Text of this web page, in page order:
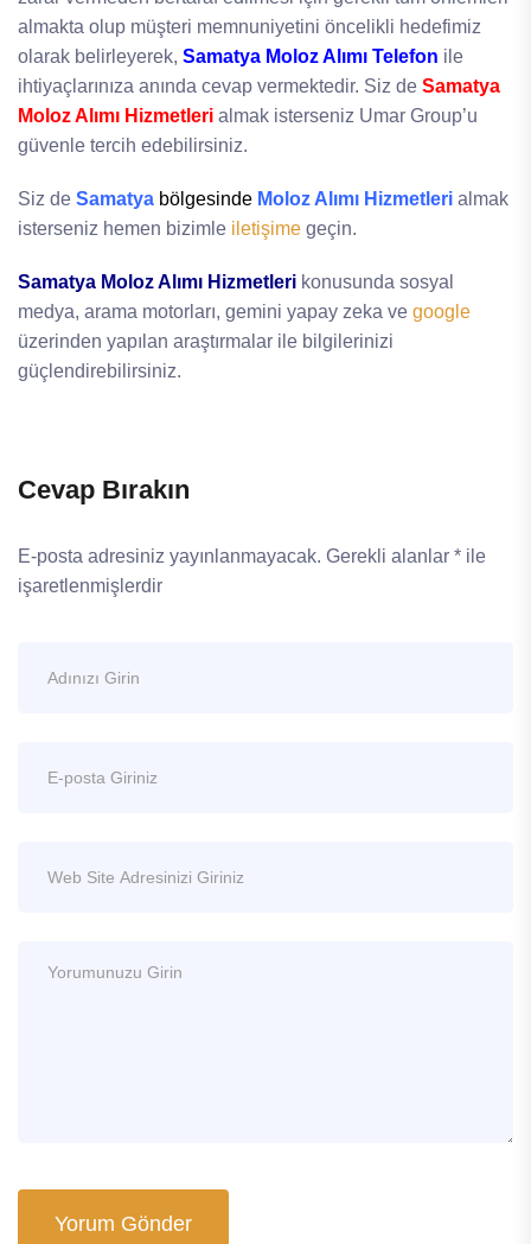
almakta olup müşteri memnuniyetini öncelikli hedefimiz
olarak belirleyerek, Samatya Moloz Alımı Telefon ile
ihtiyaçlarınıza anında cevap vermektedir. Siz de Samatya
Moloz Alımı Hizmetleri almak isterseniz Umar Group’u
güvenle tercih edebilirsiniz.
Siz de Samatya bölgesinde Moloz Alımı Hizmetleri almak
isterseniz hemen bizimle iletişime geçin.
Samatya Moloz Alımı Hizmetleri konusunda sosyal
medya, arama motorları, gemini yapay zeka ve google
üzerinden yapılan araştırmalar ile bilgilerinizi
güçlendirebilirsiniz.
Cevap Bırakın
E-posta adresiniz yayınlanmayacak. Gerekli alanlar * ile
işaretlenmişlerdir
Yorum Gönder